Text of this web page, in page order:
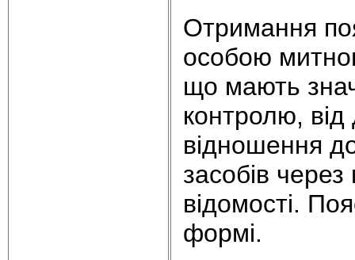
Отримання
особою
що мають
контролю,
відношення
засобів через
відомості.
формі.